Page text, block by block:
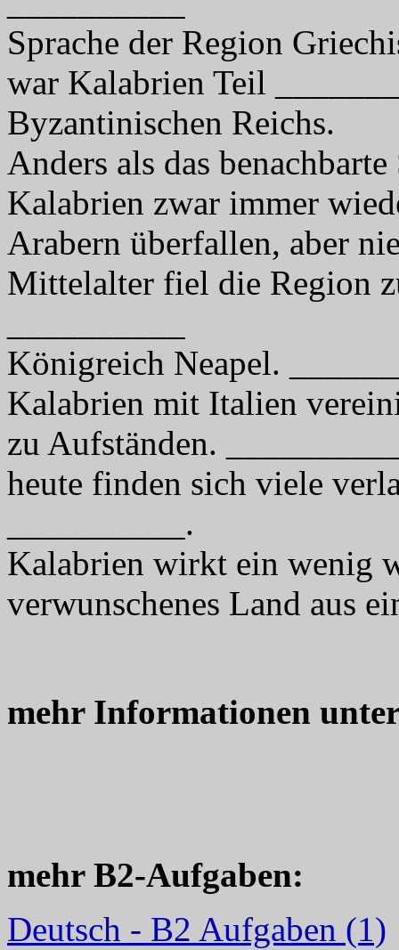
Sprache der Region
war Kalabrien Teil
Byzantinischen Reichs.
Anders als das
Kalabrien zwar immer
Arabern überfallen, aber
Mittelalter fiel die Region
Königreich Neapel.
Kalabrien mit Italien
zu Aufständen.
heute finden sich viele
__________.
Kalabrien wirkt ein wenig
verwunschenes Land aus
mehr Informationen
mehr B2-Aufgaben:
Deutsch - B2 Aufgaben (1)